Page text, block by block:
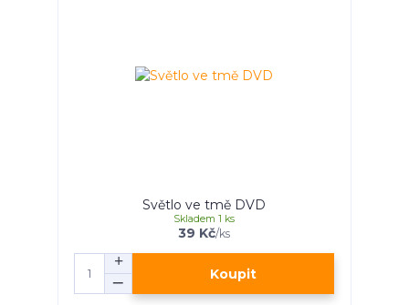
Světlo ve tmě DVD
39 Kč/ks
Skladem 1 ks
Koupit